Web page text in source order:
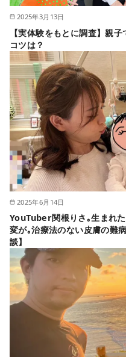
2025年3月13日
【実体験をもとに調査】親
コツは？
2025年6月14日
YouTuber関根りさ｡生まれ
変が｡治療法のない皮膚の難
談】